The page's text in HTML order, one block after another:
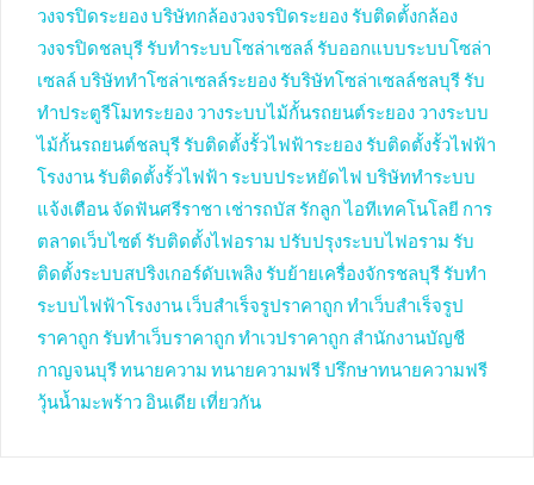
วงจรปิดระยองบริษัทกล้องวงจรปิดระยอง รับติดตั้งกล้อง
วงจรปิดชลบุรี รับทำระบบโซล่าเซลล์ รับออกแบบระบบโซล่า
เซลล์ บริษัททำโซล่าเซลล์ระยอง รับริษัทโซล่าเซลล์ชลบุรี รับ
ทำประตูรีโมทระยอง วางระบบไม้กั้นรถยนต์ระยอง วางระบบ
ไม้กั้นรถยนต์ชลบุรี รับติดตั้งรั้วไฟฟ้าระยอง รับติดตั้งรั้วไฟฟ้า
โรงงาน รับติดตั้งรั้วไฟฟ้า ระบบประหยัดไฟ บริษัททำระบบ
แจ้งเตือน จัดฟันศรีราชา เช่ารถบัส รักลูก ไอทีเทคโนโลยี การ
ตลาดเว็บไซต์ รับติดตั้งไฟอราม ปรับปรุงระบบไฟอราม รับ
ติดตั้งระบบสปริงเกอร์ดับเพลิง รับย้ายเครื่องจักรชลบุรี รับทำ
ระบบไฟฟ้าโรงงาน เว็บสำเร็จรูปราคาถูก ทำเว็บสำเร็จรูป
ราคาถูก รับทำเว็บราคาถูก ทำเวปราคาถูก สำนักงานบัญชี
กาญจนบุรีทนายความ ทนายความฟรีปรึกษาทนายความฟรี
วุ้นน้ำมะพร้าว อินเดีย เที่ยวกัน